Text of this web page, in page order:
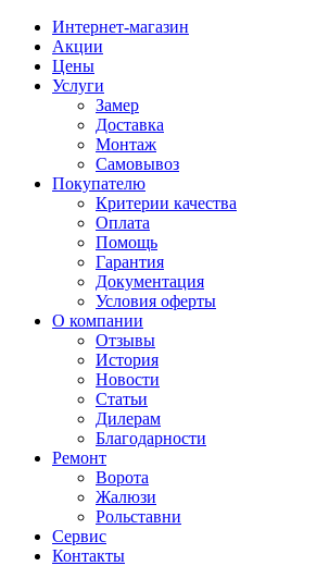
Интернет-магазин
Акции
Цены
Услуги
Замер
Доставка
Монтаж
Самовывоз
Покупателю
Критерии качества
Оплата
Помощь
Гарантия
Документация
Условия оферты
О компании
Отзывы
История
Новости
Статьи
Дилерам
Благодарности
Ремонт
Ворота
Жалюзи
Рольставни
Сервис
Контакты